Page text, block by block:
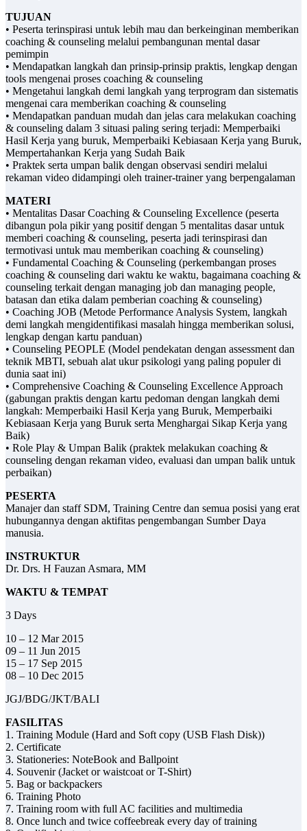
TUJUAN
• Peserta terinspirasi untuk lebih mau dan berkeinginan memberikan
coaching & counseling melalui pembangunan mental dasar
pemimpin
• Mendapatkan langkah dan prinsip-prinsip praktis, lengkap dengan
tools mengenai proses coaching & counseling
• Mengetahui langkah demi langkah yang terprogram dan sistematis
mengenai cara memberikan coaching & counseling
• Mendapatkan panduan mudah dan jelas cara melakukan coaching
& counseling dalam 3 situasi paling sering terjadi: Memperbaiki
Hasil Kerja yang buruk, Memperbaiki Kebiasaan Kerja yang Buruk,
Mempertahankan Kerja yang Sudah Baik
• Praktek serta umpan balik dengan observasi sendiri melalui
rekaman video didampingi oleh trainer-trainer yang berpengalaman
MATERI
• Mentalitas Dasar Coaching & Counseling Excellence (peserta
dibangun pola pikir yang positif dengan 5 mentalitas dasar untuk
memberi coaching & counseling, peserta jadi terinspirasi dan
termotivasi untuk mau memberikan coaching & counseling)
• Fundamental Coaching & Counseling (perkembangan proses
coaching & counseling dari waktu ke waktu, bagaimana coaching &
counseling terkait dengan managing job dan managing people,
batasan dan etika dalam pemberian coaching & counseling)
• Coaching JOB (Metode Performance Analysis System, langkah
demi langkah mengidentifikasi masalah hingga memberikan solusi,
lengkap dengan kartu panduan)
• Counseling PEOPLE (Model pendekatan dengan assessment dan
teknik MBTI, sebuah alat ukur psikologi yang paling populer di
dunia saat ini)
• Comprehensive Coaching & Counseling Excellence Approach
(gabungan praktis dengan kartu pedoman dengan langkah demi
langkah: Memperbaiki Hasil Kerja yang Buruk, Memperbaiki
Kebiasaan Kerja yang Buruk serta Menghargai Sikap Kerja yang
Baik)
• Role Play & Umpan Balik (praktek melakukan coaching &
counseling dengan rekaman video, evaluasi dan umpan balik untuk
perbaikan)
PESERTA
Manajer dan staff SDM, Training Centre dan semua posisi yang erat
hubungannya dengan aktifitas pengembangan Sumber Daya
manusia.
INSTRUKTUR
Dr. Drs. H Fauzan Asmara, MM
WAKTU & TEMPAT
3 Days
10 – 12 Mar 2015
09 – 11 Jun 2015
15 – 17 Sep 2015
08 – 10 Dec 2015
JGJ/BDG/JKT/BALI
FASILITAS
1. Training Module (Hard and Soft copy (USB Flash Disk))
2. Certificate
3. Stationeries: NoteBook and Ballpoint
4. Souvenir (Jacket or waistcoat or T-Shirt)
5. Bag or backpackers
6. Training Photo
7. Training room with full AC facilities and multimedia
8. Once lunch and twice coffeebreak every day of training